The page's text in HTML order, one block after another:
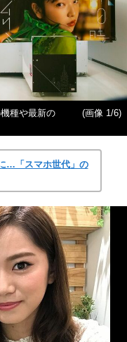
種や最新の
(画像 1/6)
…「スマホ世代」の